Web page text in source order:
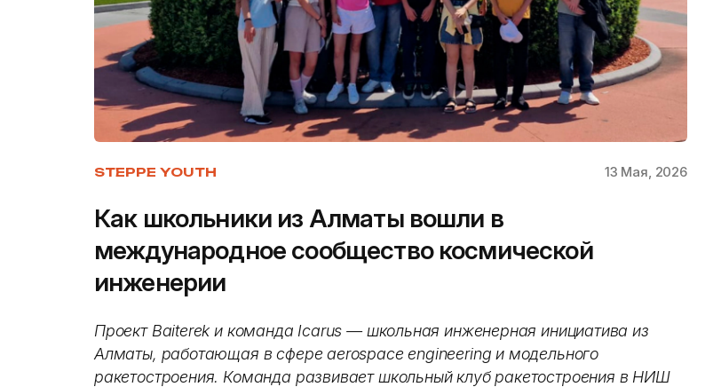
STEPPE YOUTH 13 Мая, 2026
Как школьники из Алматы вошли в
международное сообщество космической
инженерии
Проект Baiterek и команда Icarus — школьная инженерная инициатива из
Алматы, работающая в сфере aerospace engineering и модельного
ракетостроения. Команда развивает школьный клуб ракетостроения в НИШ